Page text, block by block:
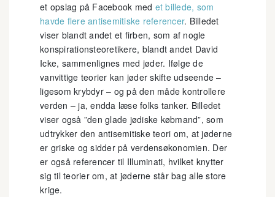
et opslag på Facebook med et billede, som
havde flere antisemitiske referencer. Billedet
viser blandt andet et firben, som af nogle
konspirationsteoretikere, blandt andet David
Icke, sammenlignes med jøder. Ifølge de
vanvittige teorier kan jøder skifte udseende –
ligesom krybdyr – og på den måde kontrollere
verden – ja, endda læse folks tanker. Billedet
viser også ”den glade jødiske købmand”, som
udtrykker den antisemitiske teori om, at jøderne
er griske og sidder på verdensøkonomien. Der
er også referencer til Illuminati, hvilket knytter
sig til teorier om, at jøderne står bag alle store
krige.